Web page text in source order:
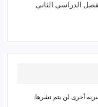
الدراسي الثاني
أخرى لن يتم نشرها.